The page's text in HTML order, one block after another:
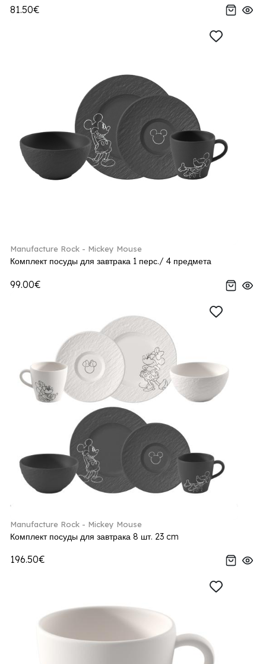
81.50€
Manufacture Rock - Mickey Mouse
Комплект посуды для завтрака 1 перс./ 4 предмета
99.00€
Manufacture Rock - Mickey Mouse
Комплект посуды для завтрака 8 шт. 23 cm
196.50€